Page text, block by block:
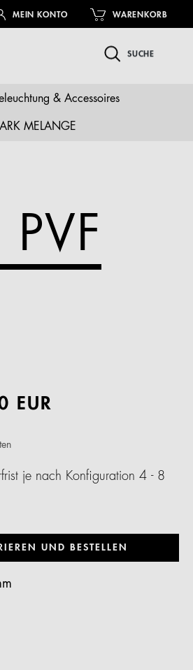
MEIN KONTO WARENKORB
SUCHE
& Accessoires
MELANGE
EUR
je nach Konfiguration 4 - 8
UND BESTELLEN